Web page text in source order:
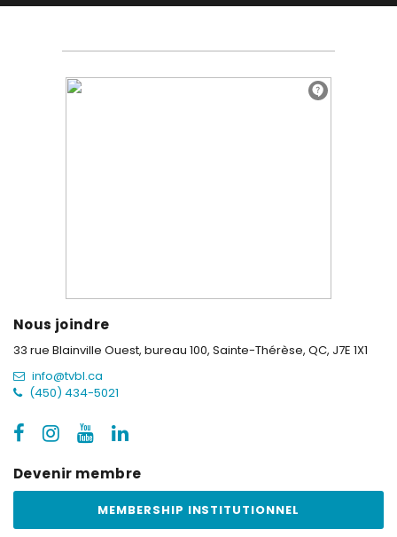
Nous joindre
33 rue Blainville Ouest, bureau 100, Sainte-Thérèse, QC, J7E 1X1
info@tvbl.ca
(450) 434-5021
Devenir membre
MEMBERSHIP INSTITUTIONNEL